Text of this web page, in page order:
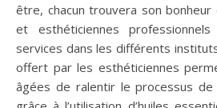
être, chacun trouvera son bonheur
et esthéticiennes
services dans les différents
offert par les esthéticiennes
âgées de ralentir le processus de